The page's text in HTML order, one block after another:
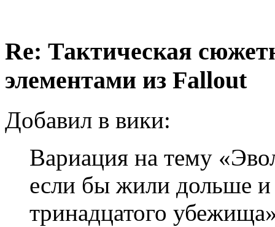
Re: Тактическая
элементами из Fallout
Добавил в вики:
Вариация на тему
если бы жили дольше
тринадцатого убежища